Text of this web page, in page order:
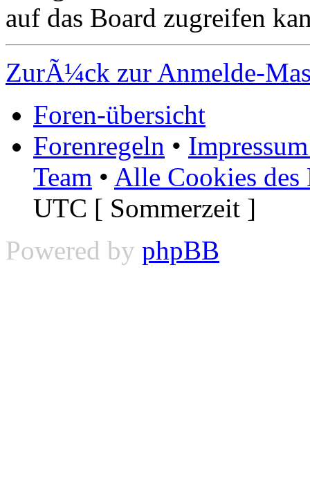
auf das Board zugreifen
ZurÃ¼ck zur Anmelde-
Foren-übersicht
Forenregeln •
Team • Alle Cookies des
UTC [ Sommerzeit ]
Powered by phpBB